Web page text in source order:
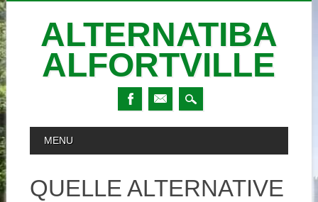
ALTERNATIBA
ALFORTVILLE
MAIN MENU
MENU
QUELLE ALTERNATIVE